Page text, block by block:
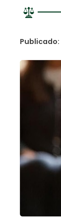
Publicado: